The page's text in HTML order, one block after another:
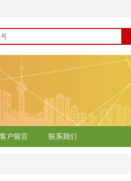
客户留言 联系我们